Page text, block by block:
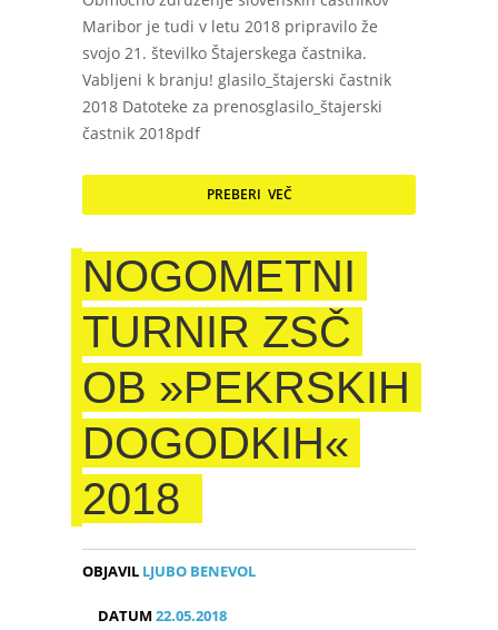
Maribor je tudi v letu 2018 pripravilo že
svojo 21. številko Štajerskega častnika.
Vabljeni k branju! glasilo_štajerski častnik
2018 Datoteke za prenosglasilo_štajerski
častnik 2018pdf
PREBERI VEČ
NOGOMETNI
TURNIR ZSČ
OB »PEKRSKIH
DOGODKIH«
2018
OBJAVIL LJUBO BENEVOL
DATUM22.05.2018